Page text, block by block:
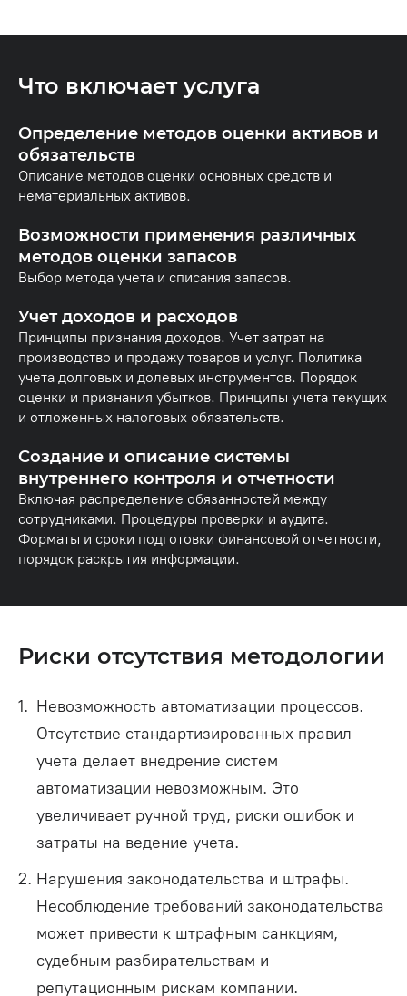
Что включает услуга
Определение методов оценки активов и
обязательств
Описание методов оценки основных средств и
нематериальных активов.
Возможности применения различных
методов оценки запасов
Выбор метода учета и списания запасов.
Учет доходов и расходов
Принципы признания доходов. Учет затрат на
производство и продажу товаров и услуг. Политика
учета долговых и долевых инструментов. Порядок
оценки и признания убытков. Принципы учета текущих
и отложенных налоговых обязательств.
Создание и описание системы
внутреннего контроля и отчетности
Включая распределение обязанностей между
сотрудниками. Процедуры проверки и аудита.
Форматы и сроки подготовки финансовой отчетности,
порядок раскрытия информации.
Риски отсутствия методологии
Невозможность автоматизации процессов.
Отсутствие стандартизированных правил
учета делает внедрение систем
автоматизации невозможным. Это
увеличивает ручной труд, риски ошибок и
затраты на ведение учета.
Нарушения законодательства и штрафы.
Несоблюдение требований законодательства
может привести к штрафным санкциям,
судебным разбирательствам и
репутационным рискам компании.